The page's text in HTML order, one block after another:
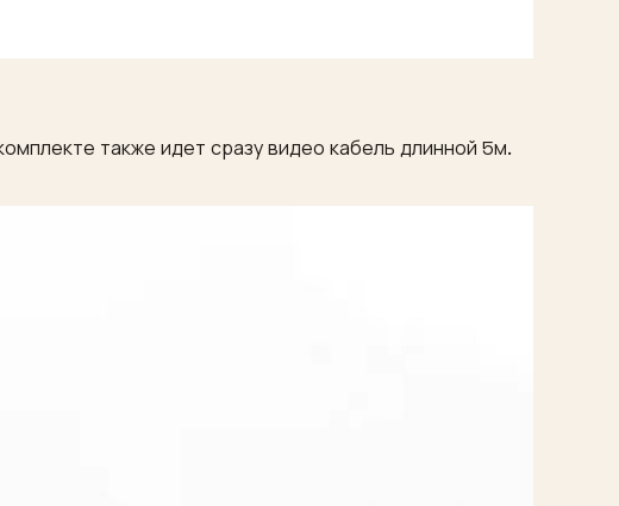
также идет сразу видео кабель длинной 5м.